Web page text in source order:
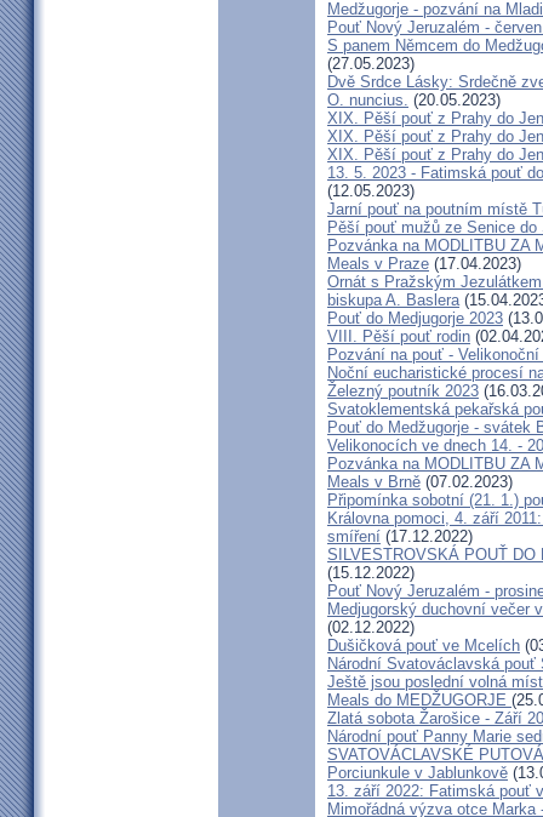
Medžugorje - pozvání na
Pouť Nový Jeruzalém -
S panem Němcem do
(27.05.2023)
Dvě Srdce Lásky: Srdečně
O. nuncius. (20.05.2023)
XIX. Pěší pouť z Prahy do
XIX. Pěší pouť z Prahy do
XIX. Pěší pouť z Prahy do
13. 5. 2023 - Fatimská pouť
(12.05.2023)
Jarní pouť na poutním místě
Pěší pouť mužů ze Senice do
Pozvánka na MODLITBU ZA
Meals v Praze (17.04.2023)
Ornát s Pražským
biskupa A. Baslera
Pouť do Medjugorje 2023
VIII. Pěší pouť rodin
Pozvání na pouť -
Noční eucharistické procesí
Železný poutník 2023
Svatoklementská pekařská
Pouť do Medžugorje - svátek
Velikonocích ve dnech 14. -
Pozvánka na MODLITBU ZA
Meals v Brně (07.02.2023)
Připomínka sobotní (21. 1.)
Královna pomoci, 4. září
smíření (17.12.2022)
SILVESTROVSKÁ POUŤ DO
(15.12.2022)
Pouť Nový Jeruzalém -
Medjugorský duchovní večer
(02.12.2022)
Dušičková pouť ve Mcelích
Národní Svatováclavská pouť
Ještě jsou poslední volná
Meals do MEDŽUGORJE
Zlatá sobota Žarošice - Září
Národní pouť Panny Marie
SVATOVÁCLAVSKÉ
Porciunkule v Jablunkově
13. září 2022: Fatimská pouť
Mimořádná výzva otce